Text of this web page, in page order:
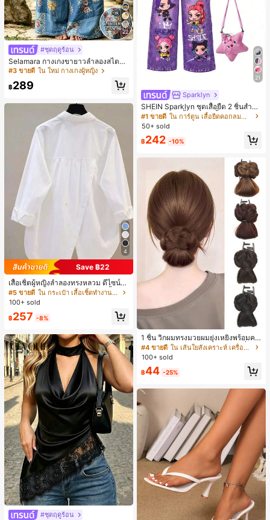
22
#ชุดฤดูร้อน
Selamara กางเกงขายาวลำลองสไตล์โ
บฮีเมียนสำหรับพักผ่อน สีกากี ผิวสัมผัส
มีเท็กซ์เจอร์ เอวสูงทรงหลวม เอวยางยืด
พร้อมเชือกรูด ทรงขาตรงทิ้งตัว ขากว้า
ดินทาง
#3 ขายดี ใน ใหม่ กางเกงผู้หญิง
฿289
4
Save ฿22
เสื้อเชิ้ตผู้หญิงลำลองทรงหลวม ดีไซน์ผ่
าหลัง คอปกพับ แขนยาว ผ้าทอสีพื้น กร
ะเป๋าผ่าหน้าติดกระดุม สไตล์เรียบหรูสำ
บไม้ผลิ/ใบไม้ร่วง สีขาว ลุคสมาร์ทแคช
#5 ขายดี
ใน กระเป๋า เสื้อเชิ้ตทำงานมีกระเป๋า
100+ sold
฿257 -8%
#ชุดฤดูร้อน
21
Sparklyn
SHEIN Sparklyn ชุดเสื้อยืด 2 ชิ้นสำหรั
บเด็กผู้หญิง, เสื้อยืดแขนสั้นคอกลมสีม่ว
งพร้อมพิมพ์การ์ตูนอนิเมะน่ารัก, กางเกง
กระเป๋า, ชุดแฟชั่นเด็กฤดูร้อน, บรรยาก
ดินทางและโรงเรียน
#1 ขายดี
ใน การ์ตูน เสื้อยืดคอกลมสำหรับเด็กผู้หญิง
50+ sold
฿242 -10%
1 ชิ้น วิกผมทรงมวยผมยุ่งเหยิงพร้อมคลิ
ปหนีบผม, คลิปหนีบผมสังเคราะห์ที่ได้รั
บการอัปเกรดแฟชั่น, วิกผมเส้นใยทนคว
ช้งานง่ายโดยไม่ต้องใช้เครื่องมือ, เหมา
สมบูรณ์แบบสำหรับผู้หญิง คลิปหนีบผม
คลิปหนีบผมสบายๆ แฟชั่นผม คลิปหนีบ
ผมหรูหรา ฤดูร้อน ชายหาด วันหยุด
#4 ขายดี
ใน เส้นใยสังเคราะห์ เครื่องประดับผมผู้หญิง
100+ sold
฿44 -25%